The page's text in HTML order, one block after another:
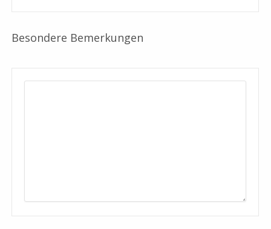
Website (Pflichtfeld)
Besondere Bemerkungen